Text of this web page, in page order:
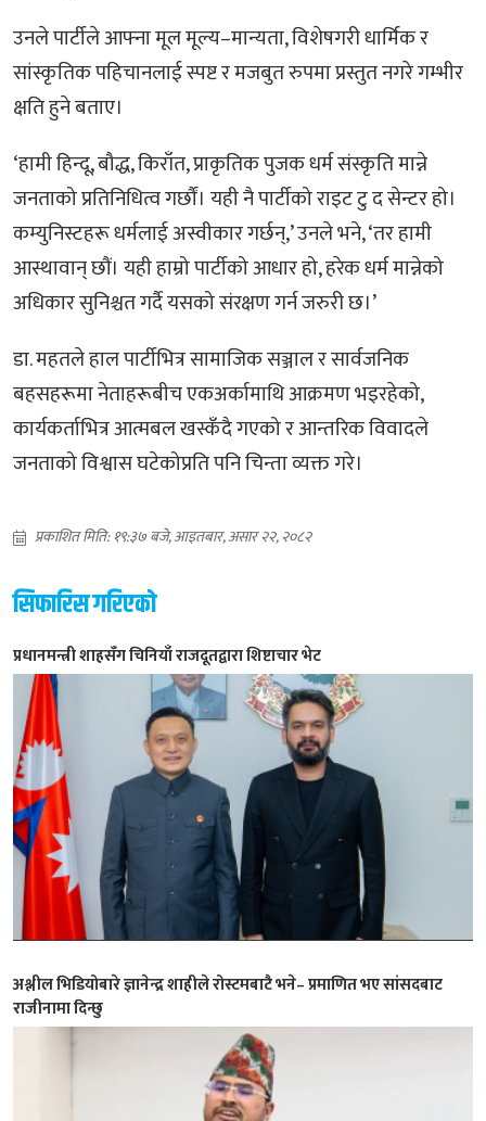
उनले पार्टीले आफ्ना मूल मूल्य–मान्यता, विशेषगरी धार्मिक र
सांस्कृतिक पहिचानलाई स्पष्ट र मजबुत रुपमा प्रस्तुत नगरे गम्भीर
क्षति हुने बताए।
‘हामी हिन्दू, बौद्ध, किराँत, प्राकृतिक पुजक धर्म संस्कृति मान्ने
जनताको प्रतिनिधित्व गर्छौं। यही नै पार्टीको राइट टु द सेन्टर हो।
कम्युनिस्टहरू धर्मलाई अस्वीकार गर्छन्,’ उनले भने, ‘तर हामी
आस्थावान् छौं। यही हाम्रो पार्टीको आधार हो, हरेक धर्म मान्नेको
अधिकार सुनिश्चत गर्दै यसको संरक्षण गर्न जरुरी छ।’
डा. महतले हाल पार्टीभित्र सामाजिक सञ्जाल र सार्वजनिक
बहसहरूमा नेताहरूबीच एकअर्कामाथि आक्रमण भइरहेको,
कार्यकर्ताभित्र आत्मबल खस्कँदै गएको र आन्तरिक विवादले
जनताको विश्वास घटेकोप्रति पनि चिन्ता व्यक्त गरे।
प्रकाशित मिति: १९:३७ बजे, आइतबार, असार २२, २०८२
सिफारिस गरिएको
प्रधानमन्त्री शाहसँग चिनियाँ राजदूतद्वारा शिष्टाचार भेट
अश्लील भिडियोबारे ज्ञानेन्द्र शाहीले रोस्टमबाटै भने– प्रमाणित भए सांसदबाट
राजीनामा दिन्छु